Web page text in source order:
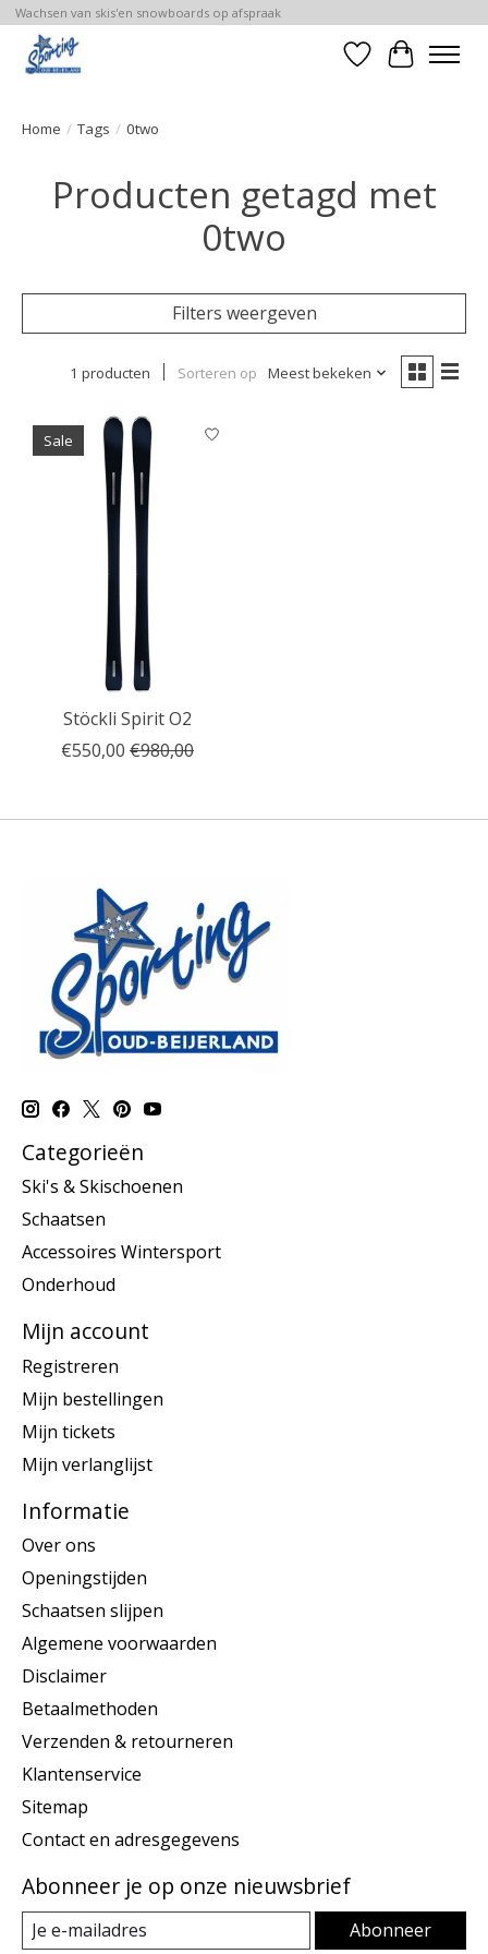
Wachsen van skis'en snowboards op afspraak
Verlanglijst
Home / Tags / 0two
Producten getagd met
0two
Filters weergeven
1 producten Sorteren op Meest bekeken
Sale
Stöckli Spirit O2
€550,00 €980,00
Categorieën
Ski's & Skischoenen
Schaatsen
Accessoires Wintersport
Onderhoud
Mijn account
Registreren
Mijn bestellingen
Mijn tickets
Mijn verlanglijst
Informatie
Over ons
Openingstijden
Schaatsen slijpen
Algemene voorwaarden
Disclaimer
Betaalmethoden
Verzenden & retourneren
Klantenservice
Sitemap
Contact en adresgegevens
Abonneer je op onze nieuwsbrief
Abonneer